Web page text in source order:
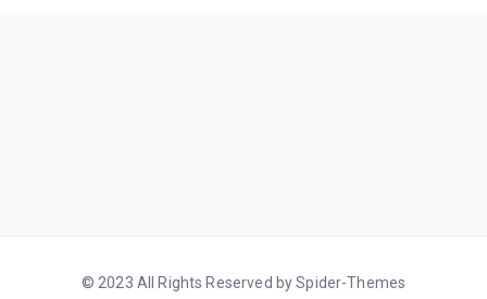
© 2023 All Rights Reserved by Spider-Themes